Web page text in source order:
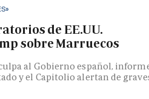
de EE.UU.
sobre Marruecos
al Gobierno español,
y el Capitolio alertan de